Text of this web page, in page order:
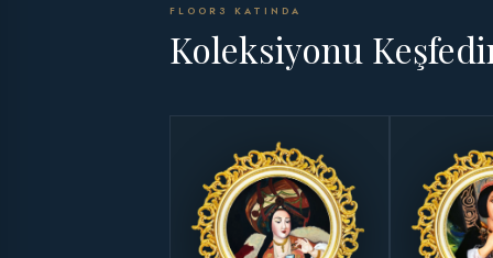
FLOOR3 KATINDA
Koleksiyonu